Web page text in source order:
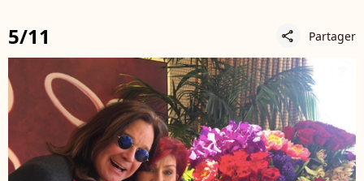
5/11 share Partager